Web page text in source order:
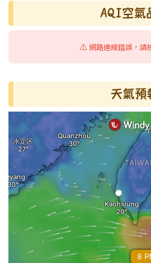
AQI空氣
⚠️ 網路連線錯誤，請
天氣預